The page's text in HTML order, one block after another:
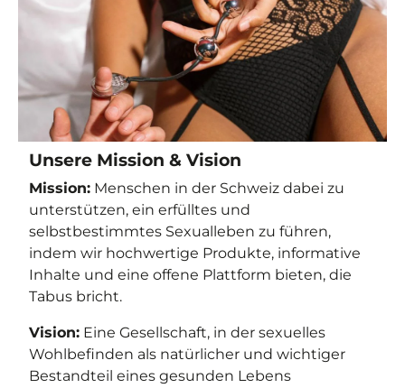
Unsere Mission & Vision
Mission: Menschen in der Schweiz dabei zu
unterstützen, ein erfülltes und
selbstbestimmtes Sexualleben zu führen,
indem wir hochwertige Produkte, informative
Inhalte und eine offene Plattform bieten, die
Tabus bricht.
Vision: Eine Gesellschaft, in der sexuelles
Wohlbefinden als natürlicher und wichtiger
Bestandteil eines gesunden Lebens